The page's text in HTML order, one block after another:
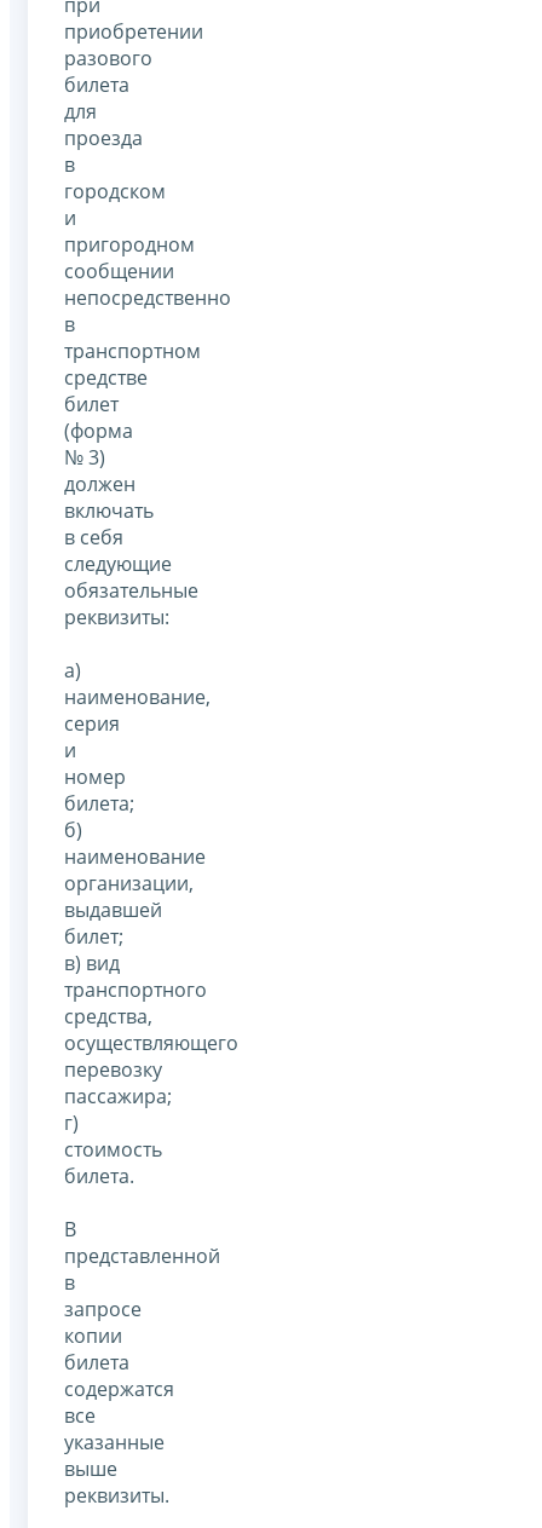
приобретении
разового
билета
для
проезда
в
городском
и
пригородном
сообщении
непосредственно
в
транспортном
средстве
билет
(форма
№ 3)
должен
включать
в себя
следующие
обязательные
реквизиты:
а)
наименование,
серия
и
номер
билета;
б)
наименование
организации,
выдавшей
билет;
в) вид
транспортного
средства,
осуществляющего
перевозку
пассажира;
г)
стоимость
билета.
В
представленной
в
запросе
копии
билета
содержатся
все
указанные
выше
реквизиты.